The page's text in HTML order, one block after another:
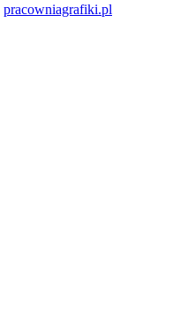
pracowniagrafiki.pl